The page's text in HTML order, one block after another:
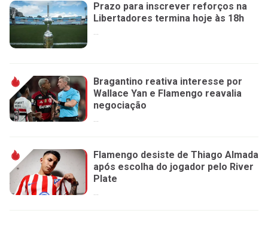
Prazo para inscrever reforços na
Libertadores termina hoje às 18h
...
Bragantino reativa interesse por
Wallace Yan e Flamengo reavalia
negociação
Flamengo desiste de Thiago Almada
após escolha do jogador pelo River
Plate
...